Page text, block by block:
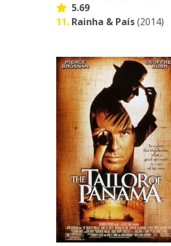
5.69
11. Rainha & País(2014)